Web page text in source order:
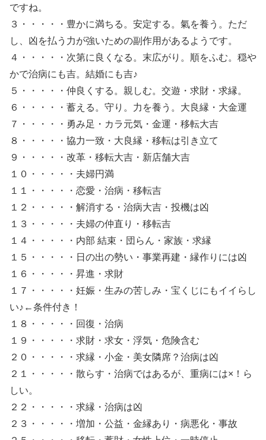
ですね。
３・・・・・豊かに満ちる。安定する。氣を養う。ただ
し、凶を払う力が強いための副作用があるようです。
４・・・・・次第に良くなる。末広がり。順をふむ。穏や
かで治病にも吉。結婚にも吉♪
５・・・・・仲良くする。親しむ。交遊・求財・求縁。
６・・・・・蓄える。守り。力を養う。大良縁・大金運
７・・・・・勇み足・カラ元気・金運・移転大吉
８・・・・・協力一致・大良縁・移転は引き立て
９・・・・・改革・移転大吉・新店舗大吉
１０・・・・・夫婦円満
１１・・・・・恋愛・治病・移転吉
１２・・・・・解消する・治病大吉・投機は凶
１３・・・・・夫婦の仲直り・移転吉
１４・・・・・内部 結束・団らん・家族・求縁
１５・・・・・日の出の勢い・事業再建・縁作りには凶
１６・・・・・昇進・求財
１７・・・・・妊娠・生みの苦しみ・宝くじにもイイらし
い♪←条件付き！
１８・・・・・回復・治病
１９・・・・・求財・求女・浮気・危険含む
２０・・・・・求縁・小金・美女隣席？治病は凶
２１・・・・・散らす・治病ではあるが、重病には×！ら
しい。
２２・・・・・求縁・治病は凶
２３・・・・・増加・公益・金縁あり・病悪化・事故